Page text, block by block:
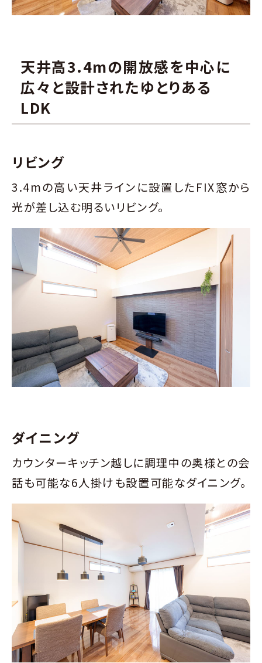
天井高3.4mの開放感を中心に
広々と設計されたゆとりある
LDK
リビング
3.4mの高い天井ラインに設置したFIX窓から
光が差し込む明るいリビング。
ダイニング
カウンターキッチン越しに調理中の奥様との会
話も可能な6人掛けも設置可能なダイニング。